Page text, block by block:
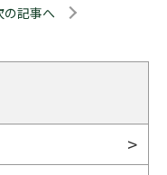
の記事へ